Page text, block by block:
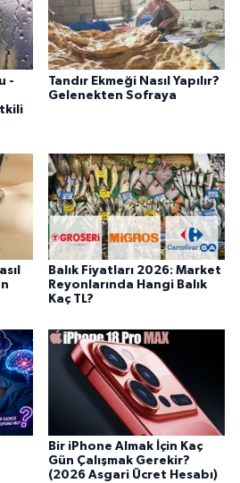
-
Tandır Ekmeği Nasıl Yapılır?
Gelenekten Sofraya
Balık Fiyatları 2026: Market
Reyonlarında Hangi Balık
Kaç TL?
Bir iPhone Almak İçin Kaç
Gün Çalışmak Gerekir?
(2026 Asgari Ücret Hesabı)